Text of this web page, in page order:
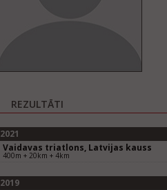
REZULTĀTI
2021
Vaidavas triatlons, Latvijas kauss
400m + 20km + 4km
2019